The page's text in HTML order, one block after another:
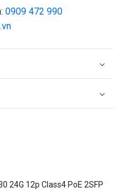
0909 472 990
24G 12p Class4 PoE 2SFP